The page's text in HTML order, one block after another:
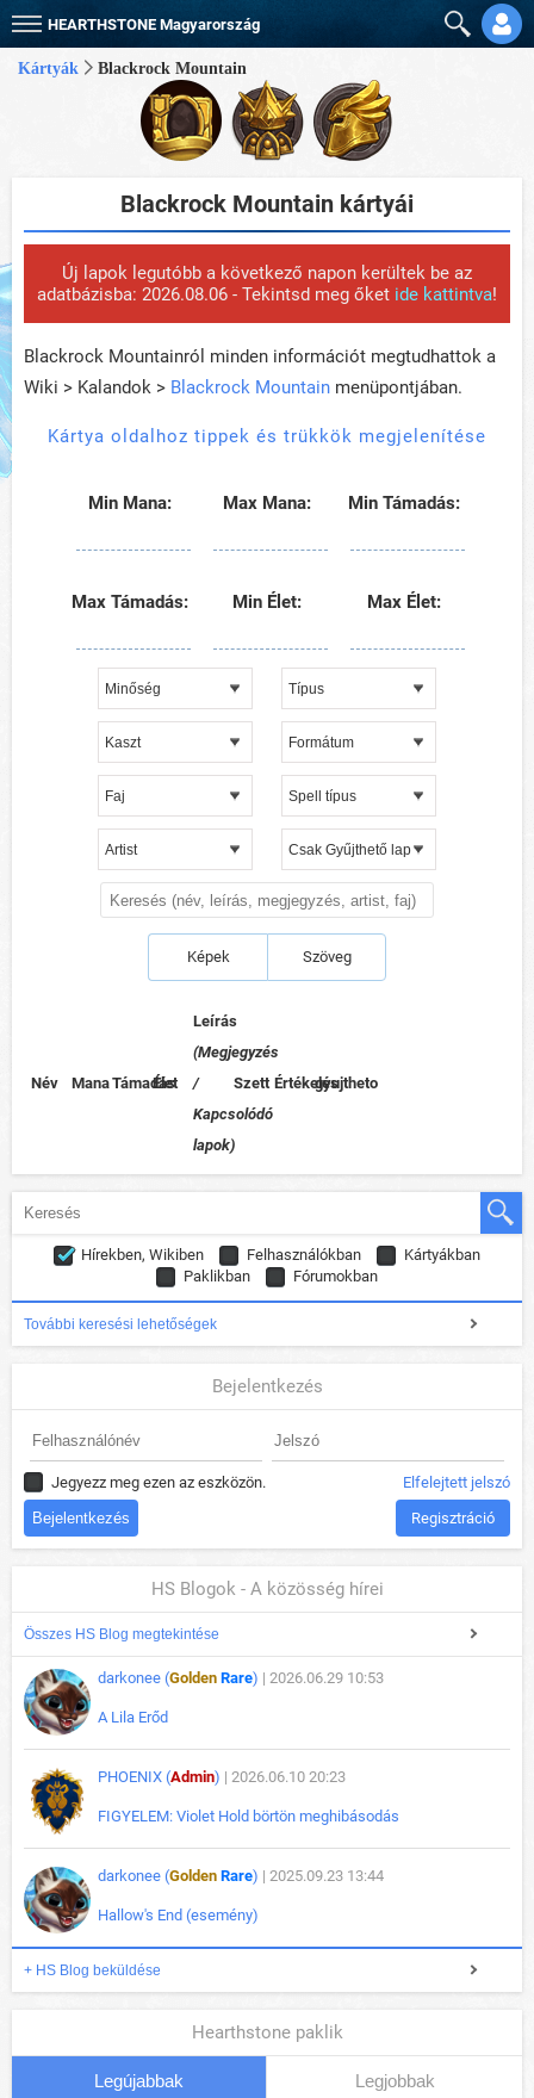
HEARTHSTONE Magyarország
Kártyák Blackrock Mountain
Blackrock Mountain kártyái
Új lapok legutóbb a következő napon kerültek be az
adatbázisba: 2026.08.06 - Tekintsd meg őket ide kattintva!
Blackrock Mountainról minden információt megtudhattok a
Wiki > Kalandok > Blackrock Mountain menüpontjában.
Kártya oldalhoz tippek és trükkök megjelenítése
Min Mana: Max Mana: Min Támadás:
Max Támadás: Min Élet: Max Élet:
Képek Szöveg
Név ManaTámadás
Élet
Leírás
(Megjegyzés
/
Kapcsolódó
lapok)
Szett Értékelésgyujtheto
Hírekben, Wikiben Felhasználókban
Kártyákban
Paklikban
Fórumokban
További keresési lehetőségek
Bejelentkezés
Jegyezz meg ezen az eszközön. Elfelejtett jelszó
Regisztráció
HS Blogok - A közösség hírei
Összes HS Blog megtekintése
darkonee (Golden Rare) | 2026.06.29 10:53
A Lila Erőd
PHOENIX (Admin) | 2026.06.10 20:23
FIGYELEM: Violet Hold börtön meghibásodás
darkonee (Golden Rare) | 2025.09.23 13:44
Hallow's End (esemény)
+ HS Blog beküldése
Hearthstone paklik
Legújabbak Legjobbak